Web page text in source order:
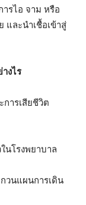
ารไอ จาม หรือ
และนำเชื้อเข้าสู่
งไร
ารเสียชีวิต
นโรงพยาบาล
วนแผนการเดิน